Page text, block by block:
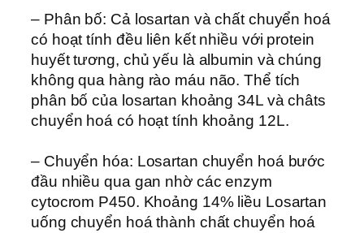
– Phân bố: Cả losartan và chất chuyển hoá
có hoạt tính đều liên kết nhiều với protein
huyết tương, chủ yếu là albumin và chúng
không qua hàng rào máu não. Thể tích
phân bố của losartan khoảng 34L và châts
chuyển hoá có hoạt tính khoảng 12L.
– Chuyển hóa: Losartan chuyển hoá bước
đầu nhiều qua gan nhờ các enzym
cytocrom P450. Khoảng 14% liều Losartan
uống chuyển hoá thành chất chuyển hoá